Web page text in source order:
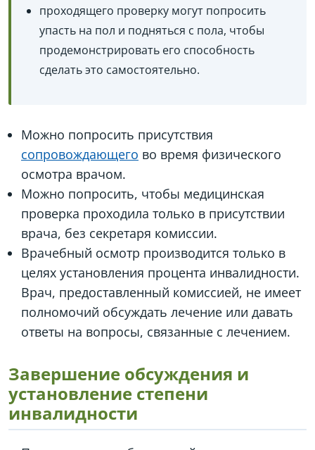
проходящего проверку могут попросить
упасть на пол и подняться с пола, чтобы
продемонстрировать его способность
сделать это самостоятельно.
Можно попросить присутствия
сопровождающего во время физического
осмотра врачом.
Можно попросить, чтобы медицинская
проверка проходила только в присутствии
врача, без секретаря комиссии.
Врачебный осмотр производится только в
целях установления процента инвалидности.
Врач, предоставленный комиссией, не имеет
полномочий обсуждать лечение или давать
ответы на вопросы, связанные с лечением.
Завершение обсуждения и
установление степени
инвалидности